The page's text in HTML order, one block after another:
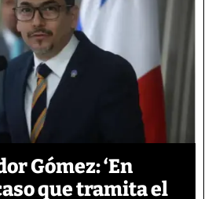
Gómez: ‘En
que tramita el